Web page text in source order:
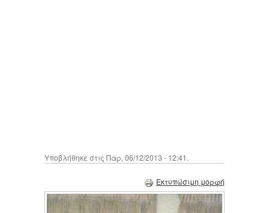
Υποβλήθηκε στις Παρ, 06/12/2013 - 12:41.
Εκτυπώσιμη μορφή